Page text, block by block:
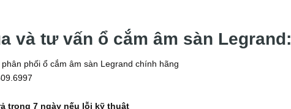
và tư vấn ổ cắm âm sàn Legrand:
phối ổ cắm âm sàn Legrand chính hãng
trong 7 ngày nếu lỗi kỹ thuật